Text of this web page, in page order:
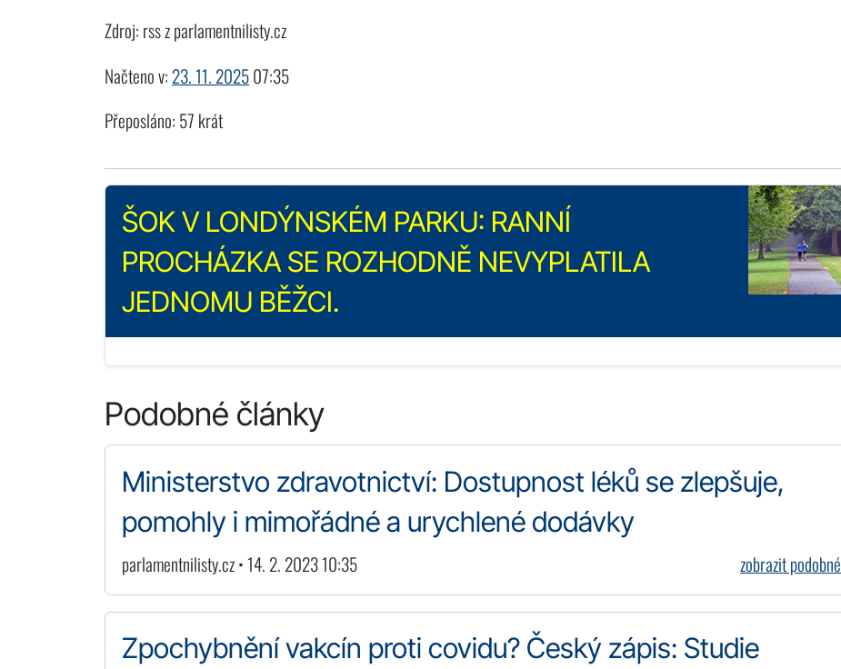
Zdroj: rss z parlamentnilisty.cz
Načteno v: 23. 11. 202507:35
Přeposláno: 57 krát
ŠOK V LONDÝNSKÉM PARKU: RANNÍ
PROCHÁZKA SE ROZHODNĚ NEVYPLATILA
JEDNOMU BĚŽCI.
Podobné články
Ministerstvo zdravotnictví: Dostupnost léků se zlepšuje,
pomohly i mimořádné a urychlené dodávky
parlamentnilisty.cz • 14. 2. 2023 10:35 zobrazit podobné
Zpochybnění vakcín proti covidu? Český zápis: Studie